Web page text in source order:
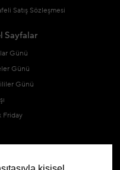
Satış Sözleşmesi
Sayfalar
Günü
Günü
Günü
Friday